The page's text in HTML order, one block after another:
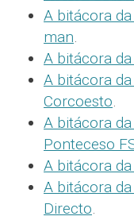
A bitácora da
man.
A bitácora
A bitácora
Corcoesto.
A bitácora
Ponteceso
A bitácora
A bitácora
Directo.